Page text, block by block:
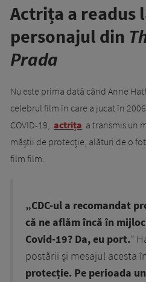
Actrița a readus
personajul din
Prada
Nu este prima dată când Anne
celebrul film în care a jucat în
COVID-19, actrița a transmis un
măștii de protecție, alături de o
film film.
„CDC-ul a recomandat
că ne aflăm încă în
Covid-19? Da, eu port.”
postării și mesajul acesta
protecție. Pe perioada